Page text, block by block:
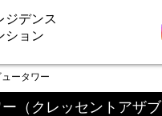
ジデンス
ション
ータワー
（クレッセントアザ